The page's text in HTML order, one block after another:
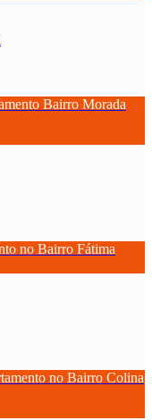
Bairro Morada
no Bairro Fátima
no Bairro Colina